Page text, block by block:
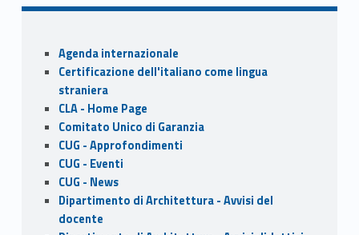
b
o
o
k
d
o
n
l e
Sidebar
Agenda internazionale
Certificazione dell'italiano come lingua
straniera
CLA - Home Page
Comitato Unico di Garanzia
CUG - Approfondimenti
CUG - Eventi
CUG - News
Dipartimento di Architettura - Avvisi del
docente